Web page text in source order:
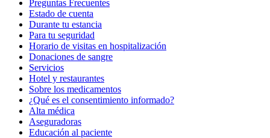
Preguntas Frecuentes
Estado de cuenta
Durante tu estancia
Para tu seguridad
Horario de visitas en hospitalización
Donaciones de sangre
Servicios
Hotel y restaurantes
Sobre los medicamentos
¿Qué es el consentimiento informado?
Alta médica
Aseguradoras
Educación al paciente